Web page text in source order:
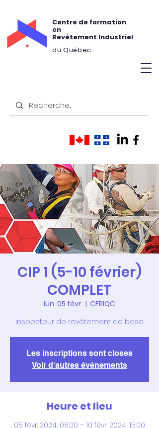
Centre de formation
en
Revêtement Industriel
du Québec
CIP 1 (5-10 février)
COMPLET
lun. 05 févr.
  |
CFRIQC
Inspecteur de revêtement de base
Les inscriptions sont closes
Voir d'autres événements
Heure et lieu
05 févr. 2024, 08:00 – 10 févr. 2024, 15:00